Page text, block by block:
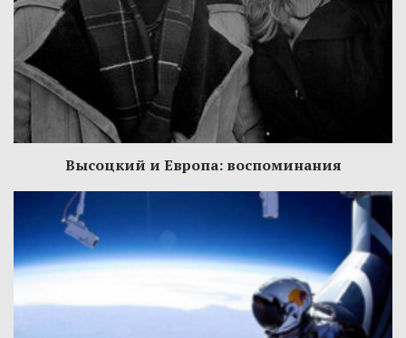
Высоцкий и Европа: воспоминания